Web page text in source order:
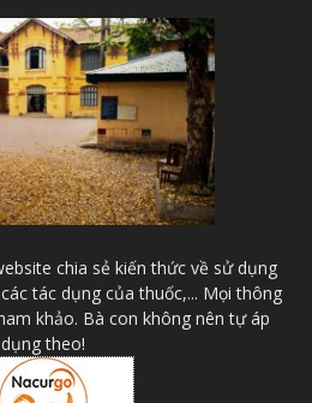
chia sẻ kiến thức về sử dụng
tác dụng của thuốc,... Mọi thông
khảo. Bà con không nên tự áp
dụng theo!